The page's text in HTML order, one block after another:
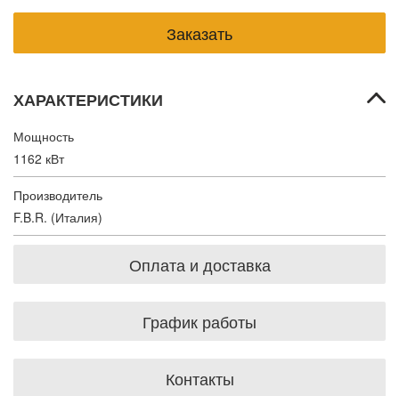
ХАРАКТЕРИСТИКИ
Мощность
1162 кВт
Производитель
F.B.R. (Италия)
Оплата и доставка
График работы
Контакты